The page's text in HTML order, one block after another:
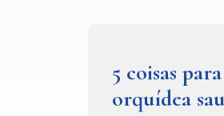
5 coisas
orquídea